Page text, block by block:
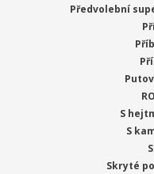
Předvolební
S
S
Skryté